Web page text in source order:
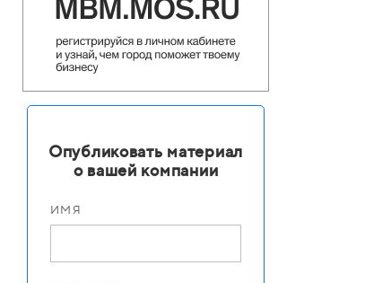
Опубликовать материал
о вашей компании
ИМЯ